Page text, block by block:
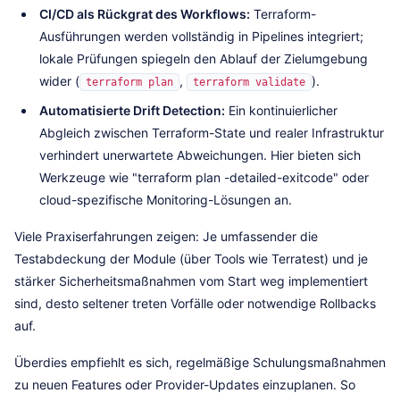
CI/CD als Rückgrat des Workflows: Terraform-
Ausführungen werden vollständig in Pipelines integriert;
lokale Prüfungen spiegeln den Ablauf der Zielumgebung
wider ( terraform plan , terraform validate ).
Automatisierte Drift Detection: Ein kontinuierlicher
Abgleich zwischen Terraform-State und realer Infrastruktur
verhindert unerwartete Abweichungen. Hier bieten sich
Werkzeuge wie "terraform plan -detailed-exitcode" oder
cloud-spezifische Monitoring-Lösungen an.
Viele Praxiserfahrungen zeigen: Je umfassender die
Testabdeckung der Module (über Tools wie Terratest) und je
stärker Sicherheitsmaßnahmen vom Start weg implementiert
sind, desto seltener treten Vorfälle oder notwendige Rollbacks
auf.
Überdies empfiehlt es sich, regelmäßige Schulungsmaßnahmen
zu neuen Features oder Provider-Updates einzuplanen. So